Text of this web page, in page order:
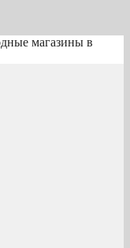
магазины в